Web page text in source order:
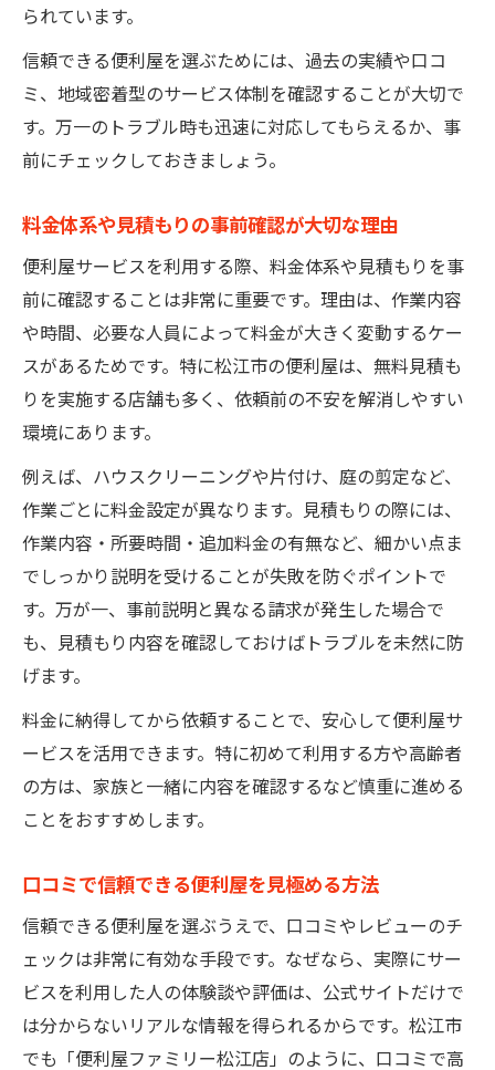
られています。
信頼できる便利屋を選ぶためには、過去の実績や口コ
ミ、地域密着型のサービス体制を確認することが大切で
す。万一のトラブル時も迅速に対応してもらえるか、事
前にチェックしておきましょう。
料金体系や見積もりの事前確認が大切な理由
便利屋サービスを利用する際、料金体系や見積もりを事
前に確認することは非常に重要です。理由は、作業内容
や時間、必要な人員によって料金が大きく変動するケー
スがあるためです。特に松江市の便利屋は、無料見積も
りを実施する店舗も多く、依頼前の不安を解消しやすい
環境にあります。
例えば、ハウスクリーニングや片付け、庭の剪定など、
作業ごとに料金設定が異なります。見積もりの際には、
作業内容・所要時間・追加料金の有無など、細かい点ま
でしっかり説明を受けることが失敗を防ぐポイントで
す。万が一、事前説明と異なる請求が発生した場合で
も、見積もり内容を確認しておけばトラブルを未然に防
げます。
料金に納得してから依頼することで、安心して便利屋サ
ービスを活用できます。特に初めて利用する方や高齢者
の方は、家族と一緒に内容を確認するなど慎重に進める
ことをおすすめします。
口コミで信頼できる便利屋を見極める方法
信頼できる便利屋を選ぶうえで、口コミやレビューのチ
ェックは非常に有効な手段です。なぜなら、実際にサー
ビスを利用した人の体験談や評価は、公式サイトだけで
は分からないリアルな情報を得られるからです。松江市
でも「便利屋ファミリー松江店」のように、口コミで高